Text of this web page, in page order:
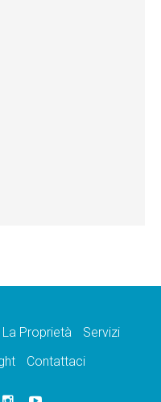
La Proprietà
Servizi
Contattaci